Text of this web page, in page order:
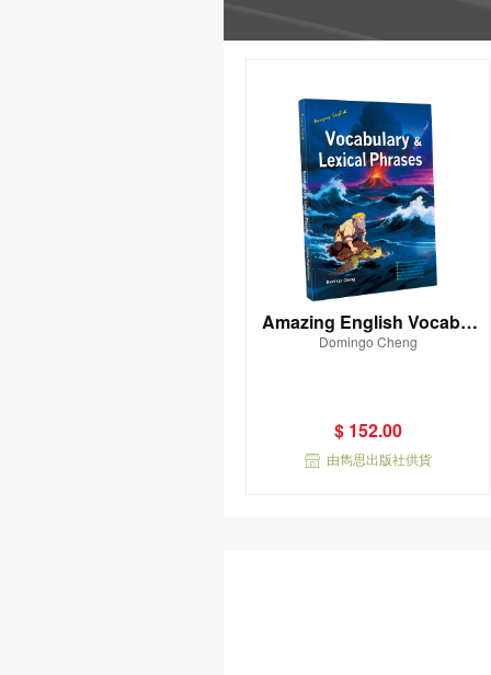
Amazing English Vocabul
ary & Lexical Phrases
Domingo Cheng
$ 152.00
由雋思出版社供貨